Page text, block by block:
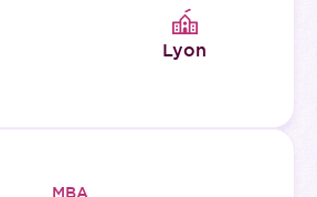
Lyon
MBA